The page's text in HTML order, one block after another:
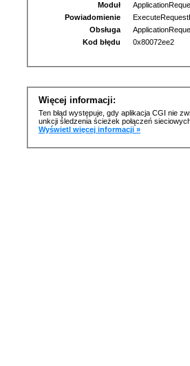
Moduł
Powiadomienie
Obsługa
Kod błędu
0x80072ee2
Więcej informacji:
Ten błąd występuje, gdy aplikacja CGI nie
unkcji śledzenia ścieżek połączeń
Wyświetl więcej informacji »